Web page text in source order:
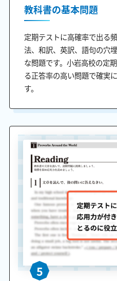
教科書の基本問題
定期テストに高確率で出る
法、和訳、英訳、語句の穴
な問題です。小岩高校の定
る正答率の高い問題で確実
す。
5